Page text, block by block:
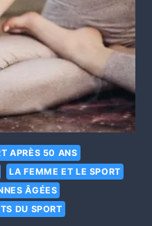
APRÈS 50 ANS
LA FEMME ET LE SPORT
ÂGÉES
DU SPORT